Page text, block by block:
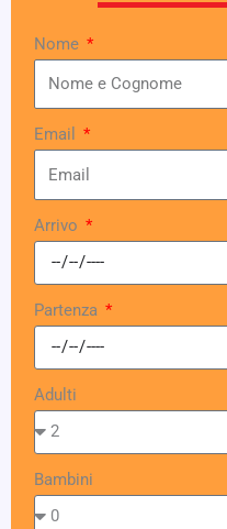
Nome
Email
Arrivo
Partenza
Adulti
Bambini